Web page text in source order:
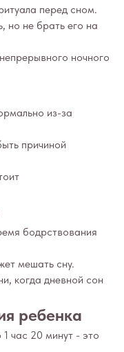
перед сном.
но не брать его на
ночного
из-за
причиной
бодрствования
мешать сну.
когда дневной сон
ребенка
час 20 минут - это